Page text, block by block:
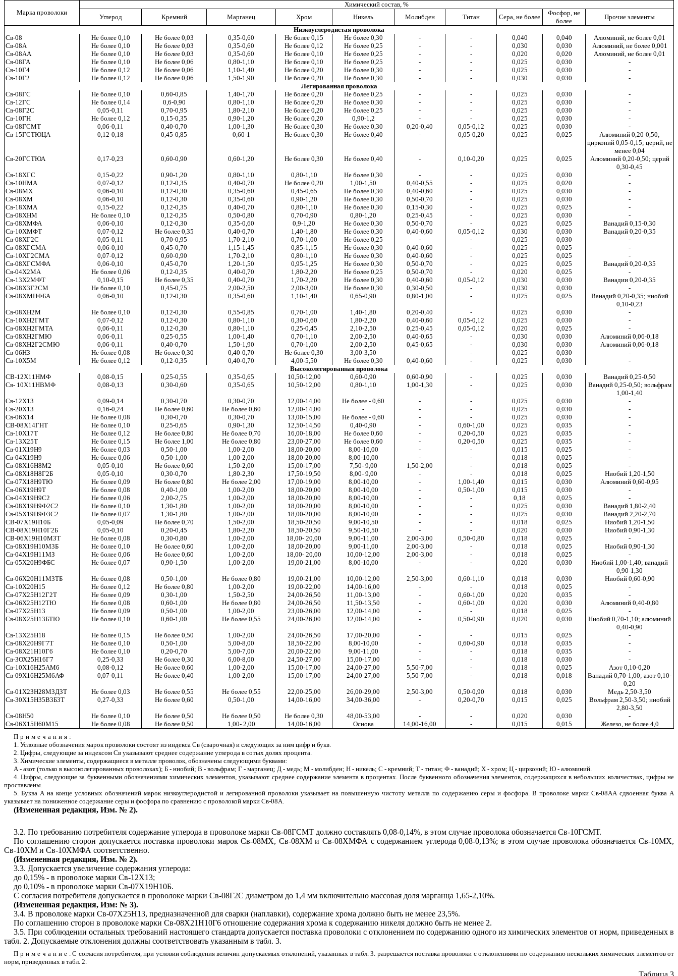
Марка проволоки
Химический состав, %
Углерод
Кремний Марганец Хром Никель Молибден Титан Сера, не более
Фосфор, не
более
Прочие элементы
Низкоуглеродистая проволока
Св-08
Не более 0,10 Не более 0,03 0,35-0,60 Не более 0,15 Не более 0,30 - - 0,040 0,040
Алюминий, не более 0,01
Св-08А
Не более 0,10 Не более 0,03 0,35-0,60 Не более 0,12 Не более 0,25 - - 0,030 0,030
Алюминий, не более 0,001
Св-08АА
Не более 0,10 Не более 0,03 0,35-0,60 Не более 0,10 Не более 0,25 - - 0,020 0,020
Алюминий, не более 0,01
Св-08ГА
Не более 0,10 Не более 0,06 0,80-1,10 Не более 0,10 Не более 0,25 - - 0,025 0,030
-
Св-10Г4
Не более 0,12 Не более 0,06 1,10-1,40 Не более 0,20 Не более 0,30 - - 0,025 0,030
-
Св-10Г2
Не более 0,12 Не более 0,06 1,50-1,90 Не более 0,20 Не более 0,30 - - 0,030 0,030
-
Легированная проволока
Св-08ГС
Не более 0,10 0,60-0,85 1,40-1,70 Не более 0,20 Не более 0,25 - - 0,025 0,030
-
Св-12ГС
Не более 0,14 0,6-0,90 0,80-1,10 Не более 0,20 Не более 0,30 - - 0,025 0,030
-
Св-08Г2С
0,05-0,11 0,70-0,95 1,80-2,10 Не более 0,20 Не более 0,25 - - 0,025 0,030
-
Св-10ГН
Не более 0,12 0,15-0,35 0,90-1,20 Не более 0,20 0,90-1,2 - - 0,025 0,030
-
Св-08ГСМТ
0,06-0,11 0,40-0,70 1,00-1,30 Не более 0,30 Не более 0,30 0,20-0,40 0,05-0,12 0,025 0,030
-
Св-15ГСТЮЦА
0,12-0,18 0,45-0,85 0,60-1 Не более 0,30 Не более 0,40 - 0,05-0,20 0,025 0,025
Алюминий 0,20-0,50;
цирконий 0,05-0,15; церий, не
менее 0,04
Св-20ГСТЮА
0,17-0,23 0,60-0,90 0,60-1,20 Не более 0,30 Не более 0,40 - 0,10-0,20 0,025 0,025
Алюминий 0,20-0,50; церий
0,30-0,45
Св-18ХГС
0,15-0,22 0,90-1,20 0,80-1,10 0,80-1,10 Не более 0,30 - - 0,025 0,030
-
Св-10НМА
0,07-0,12 0,12-0,35 0,40-0,70 Не более 0,20 1,00-1,50 0,40-0,55 - 0,025 0,020
-
Св-08МХ
0,06-0,10 0,12-0,30 0,35-0,60 0,45-0,65 Не более 0,30 0,40-0,60 - 0,025 0,030
-
Св-08ХМ
0,06-0,10 0,12-0,30 0,35-0,60 0,90-1,20 Не более 0,30 0,50-0,70 - 0,025 0,030
-
Св-18ХМА
0,15-0,22 0,12-0,35 0,40-0,70 0,80-1,10 Не более 0,30 0,15-0,30 - 0,025 0,025
-
Св-08ХНМ
Не более 0,10 0,12-0,35 0,50-0,80 0,70-0,90 0,80-1,20 0,25-0,45 - 0,025 0,030
-
Св-08ХМФА
0,06-0,10 0,12-0,30 0,35-0,60 0,9-1,20 Не более 0,30 0,50-0,70 - 0,025 0,025
Ванадий 0,15-0,30
Св-10ХМФТ
0,07-0,12 Не более 0,35 0,40-0,70 1,40-1,80 Не более 0,30 0,40-0,60 0,05-0,12 0,030 0,030
Ванадий 0,20-0,35
Св-08ХГ2С
0,05-0,11 0,70-0,95 1,70-2,10 0,70-1,00 Не более 0,25 - - 0,025 0,030
-
Св-08ХГСМА
0,06-0,10 0,45-0,70 1,15-1,45 0,85-1,15 Не более 0,30 0,40-0,60 - 0,025 0,025
-
Св-10ХГ2СМА
0,07-0,12 0,60-0,90 1,70-2,10 0,80-1,10 Не более 0,30 0,40-0,60 - 0,025 0,025
-
Св-08ХГСМФА
0,06-0,10 0,45-0,70 1,20-1,50 0,95-1,25 Не более 0,30 0,50-0,70 - 0,025 0,025
Ванадий 0,20-0,35
Св-04Х2МА
Не более 0,06 0,12-0,35 0,40-0,70 1,80-2,20 Не более 0,25 0,50-0,70 - 0,020 0,025
-
Св-13Х2МФТ
0,10-0,15 Не более 0,35 0,40-0,70 1,70-2,20 Не более 0,30 0,40-0,60 0,05-0,12 0,030 0,030
Ванадии 0,20-0,35
Св-08Х3Г2СМ
Не более 0,10 0,45-0,75 2,00-2,50 2,00-3,00 Не более 0,30 0,30-0,50 - 0,030 0,030
-
Св-08ХМНФБА
0,06-0,10 0,12-0,30 0,35-0,60 1,10-1,40 0,65-0,90 0,80-1,00 - 0,025 0,025
Ванадий 0,20-0,35; ниобий
0,10-0,23
Св-08ХН2М
Не более 0,10 0,12-0,30 0,55-0,85 0,70-1,00 1,40-1,80 0,20-0,40 - 0,025 0,030
-
Св-10ХН2ГМТ
0,07-0,12 0,12-0,30 0,80-1,10 0,30-0,60 1,80-2,20 0,40-0,60 0,05-0,12 0,025 0,030
-
Св-08ХН2ГМТА
0,06-0,11 0,12-0,30 0,80-1,10 0,25-0,45 2,10-2,50 0,25-0,45 0,05-0,12 0,020 0,025
-
Св-08ХН2ГМЮ
0,06-0,11 0,25-0,55 1,00-1,40 0,70-1,10 2,00-2,50 0,40-0,65 - 0,030 0,030 Алюминий 0,06-0,18
Св-08ХН2Г2СМЮ
0,06-0,11 0,40-0,70 1,50-1,90 0,70-1,00 2,00-2,50 0,45-0,65 - 0,030 0,030 Алюминий 0,06-0,18
Св-06НЗ
Не более 0,08 Не более 0,30 0,40-0,70 Не более 0,30 3,00-3,50 - - 0,025 0,030
-
Св-10Х5М
Не более 0,12 0,12-0,35 0,40-0,70 4,00-5,50 Не более 0,30 0,40-0,60 - 0,025 0,030
-
Высоколегированная проволока
СВ-12Х11НМФ
0,08-0,15 0,25-0,55 0,35-0,65 10,50-12,00 0,60-0,90 0,60-0,90 - 0,025 0,030
Ванадий 0,25-0,50
Св- 10Х11НВМФ
0,08-0,13 0,30-0,60 0,35-0,65 10,50-12,00 0,80-1,10 1,00-1,30 - 0,025 0,030
Ванадий 0,25-0,50; вольфрам
1,00-1,40
Св-12Х13
0,09-0,14 0,30-0,70 0,30-0,70 12,00-14,00 Не более - 0,60 - - 0,025 0,030
-
Св-20Х13
0,16-0,24 Не более 0,60 Не более 0,60 12,00-14,00 - - - 0,025 0,030
-
Св-06Х14
Не более 0,08 0,30-0,70 0,30-0,70 13,00-15,00 Не более - 0,60 - - 0,025 0,030
-
СВ-08Х14ГНТ
Не более 0,10 0,25-0,65 0,90-1,30 12,50-14,50 0,40-0,90 - 0,60-1,00 0,025 0,035
-
Св-10Х17Т
Не более 0,12 Не более 0,80 Не более 0,70 16,00-18,00 Не более 0,60 - 0,20-0,50 0,025 0,035
-
Св-13Х25Т
Не более 0,15 Не более 1,00 Не более 0,80 23,00-27,00 Не более 0,60 - 0,20-0,50 0,025 0,035
-
Св-01Х19Н9
Не более 0,03 0,50-1,00 1,00-2,00 18,00-20,00 8,00-10,00 - - 0,015 0,025
-
Св-04Х19Н9
Не более 0,06 0,50-1,00 1,00-2,00 18,00-20,00 8,00-10,00 - - 0,018 0,025
-
Св-08Х16Н8М2
0,05-0,10 Не более 0,60 1,50-2,00 15,00-17,00 7,50- 9,00 1,50-2,00 - 0,018 0,025
-
Св-08Х18Н8Г2Б
0,05-0,10 0,30-0,70 1,80-2,30 17,50-19,50 8,00- 9,00 - - 0,018 0,025
Ниобий 1,20-1,50
Св-07Х18Н9ТЮ
Не более 0,09 Не более 0,80 Не более 2,00 17,00-19,00 8,00-10,00 - 1,00-1,40 0,015 0,030
Алюминий 0,60-0,95
Св-06Х19Н9Т
Не более 0,08 0,40-1,00 1,00-2,00 18,00-20,00 8,00-10,00 - 0,50-1,00 0,015 0,030
-
Св-04Х19Н9С2
Не более 0,06 2,00-2,75 1,00-2,00 18,00-20,00 8,00-10,00 - - 0,18 0,025
-
Св-08Х19Н9Ф2С2
Не более 0,10 1,30-1,80 1,00-2,00 18,00-20,00 8,00-10,00 - - 0,025 0,030
Ванадий 1,80-2,40
Св-05Х19Н9Ф3С2
Не более 0,07 1,30-1,80 1,00-2,00 18,00-20,00 8,00-10,00 - - 0,025 0,030
Ванадий 2,20-2,70
СВ-07Х19Н10Б
0,05-0,09 Не более 0,70 1,50-2,00 18,50-20,50 9,00-10,50 - - 0,018 0,025
Ниобий 1,20-1,50
СВ-08Х19Н10Г2Б
0,05-0,10 0,20-0,45 1,80-2,20 18,50-20,50 9,50-10,50 - - 0,020 0,030
Ниобий 0,90-1,30
СВ-06Х19Н10МЗТ
Не более 0,08 0,30-0,80 1,00-2,00 18,00- 20,00 9,00-11,00 2,00-3,00 0,50-0,80 0,018 0,025
-
Св-08Х19Н10М3Б
Не более 0,10 Не более 0,60 1,00-2,00 18,00-20,00 9,00-11,00 2,00-3,00 - 0,018 0,025
Ниобий 0,90-1,30
Св-04Х19Н11МЗ
Не более 0,06 Не более 0,60 1,00-2,00 18,00- 20,00 10,00-12,00 2,00-3,00 - 0,018 0,025
-
Св-05Х20Н9ФБС
Не более 0,07 0,90-1,50 1,00-2,00 19,00-21,00 8,00-10,00 - - 0,020 0,030
Ниобий 1,00-1,40; ванадий
0,90-1,30
Св-06Х20Н11М3ТБ
Не более 0,08 0,50-1,00 Не более 0,80 19,00-21,00 10,00-12,00 2,50-3,00 0,60-1,10 0,018 0,030
Ниобий 0,60-0,90
Св-10Х20Н15
Не более 0,12 Не более 0,80 1,00-2,00 19,00-22,00 14,00-16,00 - - 0,018 0,025
-
Св-07Х25Н12Г2Т
Не более 0,09 0,30-1,00 1,50-2,50 24,00-26,50 11,00-13,00 - 0,60-1,00 0,020 0,035
-
Св-06Х25Н12ТЮ
Не более 0,08 0,60-1,00 Не более 0,80 24,00-26,50 11,50-13,50 - 0,60-1,00 0,020 0,030
Алюминий 0,40-0,80
Св-07Х25Н13
Не более 0,09 0,50-1,00 1,00-2,00 23,00-26,00 12,00-14,00 - - 0,018 0,025
-
Св-08Х25Н13БТЮ
Не более 0,10 0,60-1,00 Не более 0,55 24,00-26,00 12,00-14,00 - 0,50-0,90 0,020 0,030
Ниобий 0,70-1,10; алюминий
0,40-0,90
Св-13Х25Н18
Не более 0,15 Не более 0,50 1,00-2,00 24,00-26,50 17,00-20,00 - - 0,015 0,025
-
Св-08Х20Н9Г7Т
Не более 0,10 0,50-1,00 5,00-8,00 18,50-22,00 8,00-10,00 - 0,60-0,90 0,018 0,035
-
Св-08Х21Н10Г6
Не более 0,10 0,20-0,70 5,00-7,00 20,00-22,00 9,00-11,00 - - 0,018 0,035
-
Св-3ОХ25Н16Г7
0,25-0,33 Не более 0,30 6,00-8,00 24,50-27,00 15,00-17,00 - - 0,018 0,030
-
Св-10Х16Н25АМ6
0,08-0,12 Не более 0,60 1,00-2,00 15,00-17,00 24,00-27,00 5,50-7,00 - 0,018 0,025
Азот 0,10-0,20
Св-09Х16Н25М6АФ
0,07-0,11 Не более 0,40 1,00-2,00 15,00-17,00 24,00-27,00 5,50-7,00 - 0,018 0,018
Ванадий 0,70-1,00; азот 0,10-
0,20
Св-01Х23Н28М3Д3Т
Не более 0,03 Не более 0,55 Не более 0,55 22,00-25,00 26,00-29,00 2,50-3,00 0,50-0,90 0,018 0,030
Медь 2,50-3,50
Св-30Х15Н35В3Б3Т
0,27-0,33 Не более 0,60 0,50-1,00 14,00-16,00 34,00-36,00 - 0,20-0,70 0,015 0,025
Вольфрам 2,50-3,50; ниобий
2,80-3,50
Св-08Н50
Не более 0,10 Не более 0,50 Не более 0,50 Не более 0,30 48,00-53,00 - - 0,020 0,030
-
Св-06Х15Н60М15
Не более 0,08 Не более 0,50 1,00- 2,00 14,00-16,00 Основа 14,00-16,00 - 0,015 0,015
Железо, не более 4,0
Примечания:
1. Условные обозначения марок проволоки состоят из индекса Св (сварочная) и следующих за ним цифр и букв.
2. Цифры, следующие за индексом Св указывают среднее содержаниеуглерода в сотых долях процента.
3. Химические элементы, содержащиеся в металле проволок, обозначены следующими буквами:
А - азот (только в высоколегированных проволоках); Б - ниобий; В - вольфрам; Г - марганец; Д - медь; М - молибден; Н - никель; С - кремний; Т - титан; Ф - ванадий; Х - хром; Ц - цирконий; Ю - алюминий.
4. Цифры, следующие за буквенными обозначениями химических элементов, указывают среднее содержание элемента в процентах. После буквенного обозначения элементов, содержащихся в небольших количествах, цифры не
проставлены.
5. Буква А на конце условных обозначений марок низкоуглеродистой и легированной проволоки указывает на повышенную чистоту металла по содержанию серы и фосфора. В проволоке марки Св-08АА сдвоенная буква А
указывает на пониженное содержание серы и фосфора по сравнению с проволокой марки Св-08А.
(Измененная редакция, Изм. № 2).
3.2. По требованию потребителя содержание углерода в проволоке марки Св-08ГСМТ должно составлять 0,08-0,14%, в этом случае проволока обозначается Св-10ГСМТ.
По соглашению сторон допускается поставка проволоки марок Св-08МХ, Св-08ХМ и Св-08ХМФА с содержанием углерода 0,08-0,13%; в этом случае проволока обозначается Св-10МХ,
Св-10ХМ и Св-10ХМФА соответственно.
(Измененная редакция, Изм. № 2).
3.3. Допускается увеличение содержания углерода:
до 0,15% - в проволоке марки Св-12Х13;
до 0,10% - в проволоке марки Св-07Х19Н10Б.
С согласия потребителя допускается в проволоке марки Св-08Г2С диаметром до 1,4 мм включительно массовая доля марганца 1,65-2,10%.
(Измененная редакция, Изм: № 3).
3.4. В проволоке марки Св-07Х25Н13, предназначенной для сварки (наплавки), содержание хрома должно быть не менее 23,5%.
По соглашению сторон в проволоке марки Св-08Х21Н10Г6 отношение содержания хрома к содержанию никеля должно быть не менее 2.
3.5. При соблюдении остальных требований настоящего стандарта допускается поставка проволоки с отклонением по содержанию одного из химических элементов от норм, приведенных в
табл. 2. Допускаемые отклонения должны соответствовать указанным в табл. 3.
Примечание . С согласия потребителя, при условии соблюдения величин допускаемых отклонений, указанных в табл. 3. разрешается поставка проволоки с отклонениями по содержанию нескольких химических элементов от
норм, приведенных в табл. 2.